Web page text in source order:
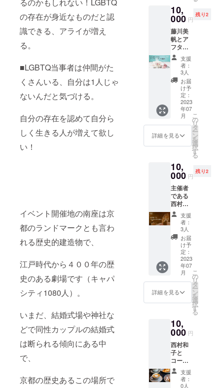
の存在が身近なものだと認
識できる、アライが増え
る。
■LGBTQ当事者は仲間がた
くさんいる、自分は1人じゃ
ないんだと気づける。
自分の存在を認めて自分ら
しく生きる人が増えて欲し
い！
イベント開催地の南座は京
都のランドマークとも言わ
れる歴史的建造物で、
江戸時代から４００年の歴
史のある劇場です（キャパ
シティ1080人）。
いまだ、結婚式場や神社な
どで同性カップルの結婚式
は断られる傾向にある中
で、
京都の歴史あるこの場所で
udio.sit
e/ 【注
意事
項】 ※
ウェブ
サイト
の作成
「STUD
IO」と
いう
サービ
スを使
用しま
す。 ※
制作期
間は、
です。
販売状
り、制
作時期
が遅れ
る場合
がござ
いま
す。ご
了承く
ださ
い。 ※
本リ
ターン
れる制
作内容
ジ(1
ページ)
の制作
です。
プライ
バシー
ポリ
シーや
さら聞
けない
ファ
ション
のお悩
みお聴
きしま
す。 時
間は90
分※カッ
プル参
加も
オッ
ケーで
す。 8
月以降
の希望
ご連絡
の上事
前ヒア
リング
※Zoom
又は
Google
Meet使
用しま
す。 ※
日時の
調整な
ど直接
やりと
りして
いただ
くので
んにお
伝えし
10,
000 円
残り2
藤川美
帆とア
フタ
ヌーン
ティに
いく権
利。(1-
5人まで
のグ
ループ)
7月以降
で日程
は後日
調整。
2時間程
度。 場
都また
は東京
です。
現地ま
でのご
自身の
足代、
お食事
代は含
まれま
せんの
でご負
担くだ
さい。
支援
者：
3人
お届
け予
定：
2023
年07
月
詳細を見る
こ
の
リ
タ
ー
ン
を
選
択
す
る
10,
000 円
残り2
主催者
である
西村和
子と
ズーム
でサシ
飲みで
きる権
利。時
間は６
０分。
夜でも
昼でも
アル
コール
なしで
何でも
聞いて
くださ
い！お
米のこ
と、京
大受験
のこ
と、ク
支援
者：
3人
お届
け予
定：
2023
年07
月
詳細を見る
こ
の
リ
タ
ー
ン
を
選
択
す
る
10,
000 円
西村和
子と
コー
ヒー飲
む権利
(1-5人
支援
者：
0人